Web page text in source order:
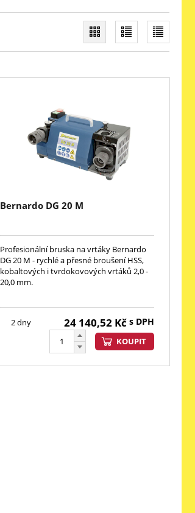
Bernardo DG 20 M
Profesionální bruska na vrtáky Bernardo
DG 20 M - rychlé a přesné broušení HSS,
kobaltových i tvrdokovových vrtáků 2,0 -
20,0 mm.
2 dny 24 140,52Kč s DPH
KOUPIT